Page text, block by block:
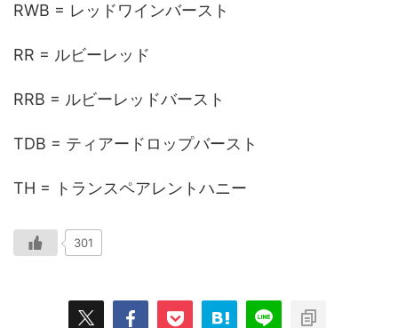
RWB = レッドワインバースト
RR = ルビーレッド
RRB = ルビーレッドバースト
TDB = ティアードロップバースト
TH = トランスペアレントハニー
301